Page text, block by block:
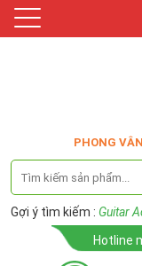
PHONG
Gợi ý tìm kiếm : Guitar
Hotline